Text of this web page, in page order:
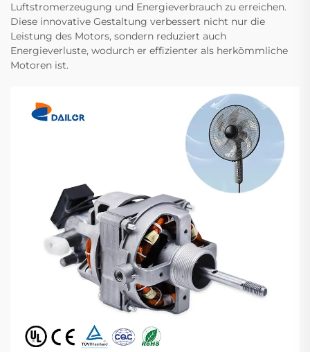
Luftstromerzeugung und Energieverbrauch zu erreichen.
Diese innovative Gestaltung verbessert nicht nur die
Leistung des Motors, sondern reduziert auch
Energieverluste, wodurch er effizienter als herkömmliche
Motoren ist.